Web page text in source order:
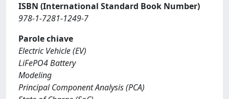
ISBN (International Standard Book Number)
978-1-7281-1249-7
Parole chiave
Electric Vehicle (EV)
LiFePO4 Battery
Modeling
Principal Component Analysis (PCA)